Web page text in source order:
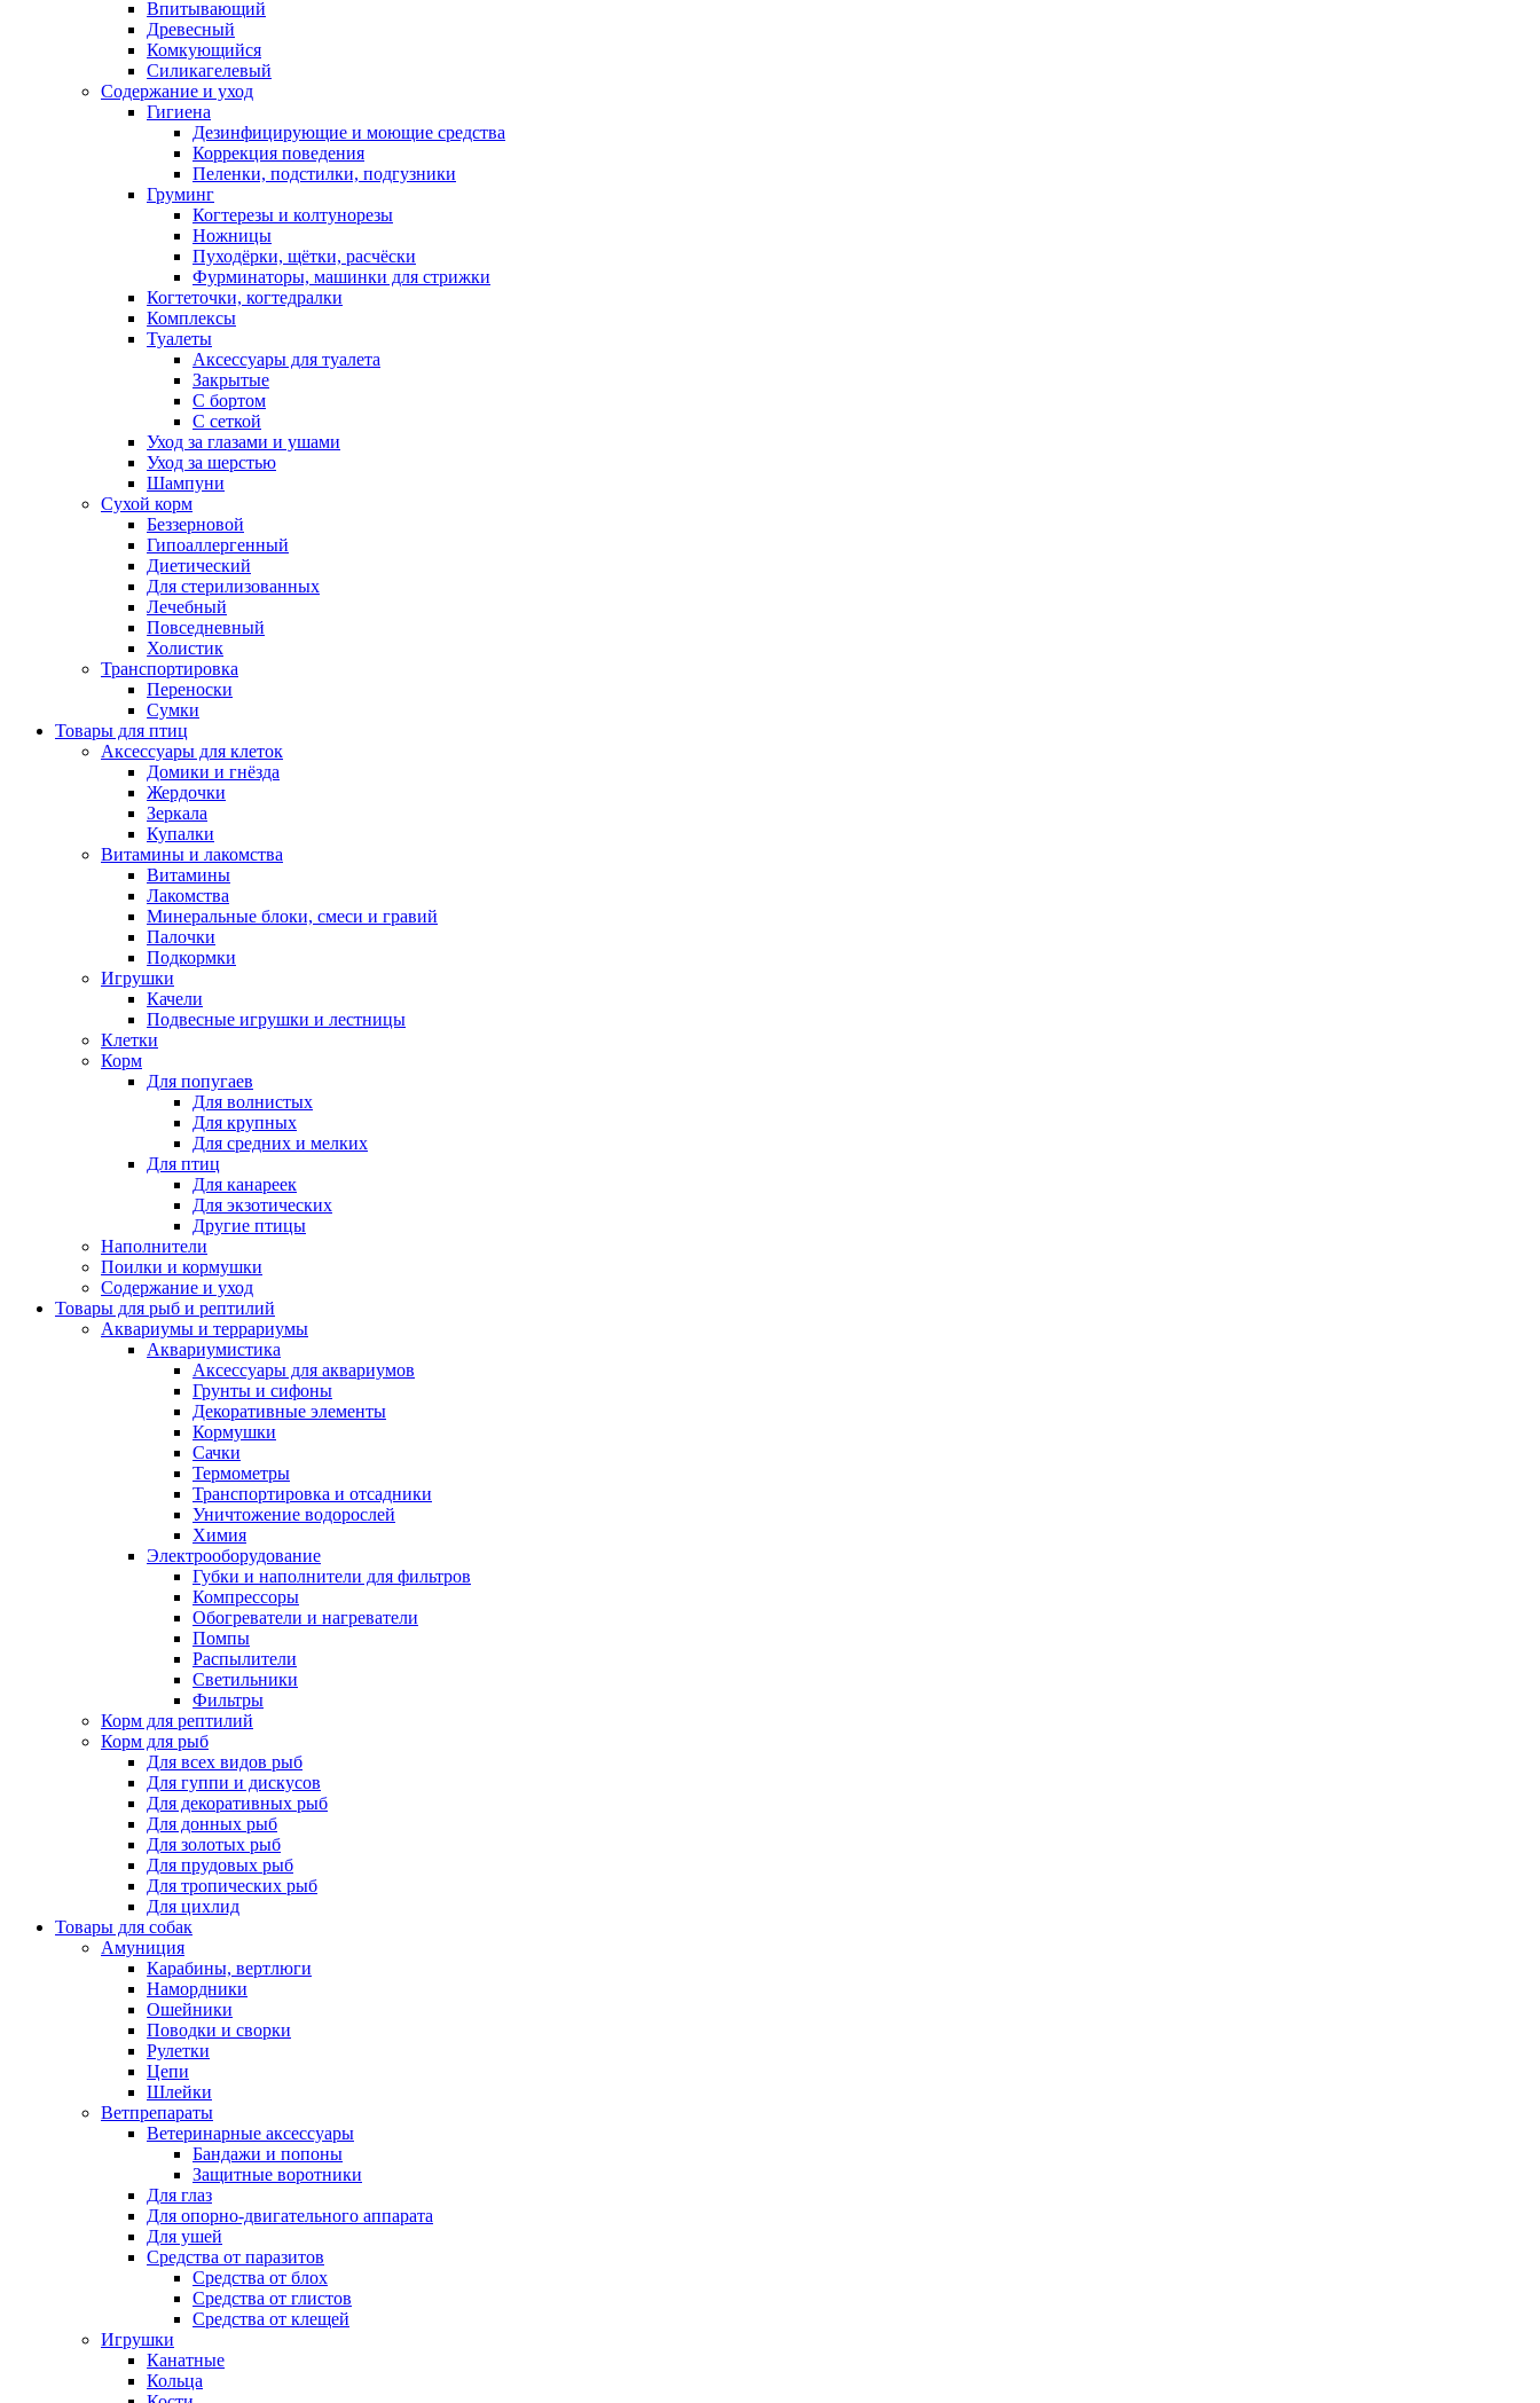
Впитывающий
Древесный
Комкующийся
Силикагелевый
Содержание и уход
Гигиена
Дезинфицирующие и моющие средства
Коррекция поведения
Пеленки, подстилки, подгузники
Груминг
Когтерезы и колтунорезы
Ножницы
Пуходёрки, щётки, расчёски
Фурминаторы, машинки для стрижки
Когтеточки, когтедралки
Комплексы
Туалеты
Аксессуары для туалета
Закрытые
С бортом
С сеткой
Уход за глазами и ушами
Уход за шерстью
Шампуни
Сухой корм
Беззерновой
Гипоаллергенный
Диетический
Для стерилизованных
Лечебный
Повседневный
Холистик
Транспортировка
Переноски
Сумки
Товары для птиц
Аксессуары для клеток
Домики и гнёзда
Жердочки
Зеркала
Купалки
Витамины и лакомства
Витамины
Лакомства
Минеральные блоки, смеси и гравий
Палочки
Подкормки
Игрушки
Качели
Подвесные игрушки и лестницы
Клетки
Корм
Для попугаев
Для волнистых
Для крупных
Для средних и мелких
Для птиц
Для канареек
Для экзотических
Другие птицы
Наполнители
Поилки и кормушки
Содержание и уход
Товары для рыб и рептилий
Аквариумы и террариумы
Аквариумистика
Аксессуары для аквариумов
Грунты и сифоны
Декоративные элементы
Кормушки
Сачки
Термометры
Транспортировка и отсадники
Уничтожение водорослей
Химия
Электрооборудование
Губки и наполнители для фильтров
Компрессоры
Обогреватели и нагреватели
Помпы
Распылители
Светильники
Фильтры
Корм для рептилий
Корм для рыб
Для всех видов рыб
Для гуппи и дискусов
Для декоративных рыб
Для донных рыб
Для золотых рыб
Для прудовых рыб
Для тропических рыб
Для цихлид
Товары для собак
Амуниция
Карабины, вертлюги
Намордники
Ошейники
Поводки и сворки
Рулетки
Цепи
Шлейки
Ветпрепараты
Ветеринарные аксессуары
Бандажи и попоны
Защитные воротники
Для глаз
Для опорно-двигательного аппарата
Для ушей
Средства от паразитов
Средства от блох
Средства от глистов
Средства от клещей
Игрушки
Канатные
Кольца